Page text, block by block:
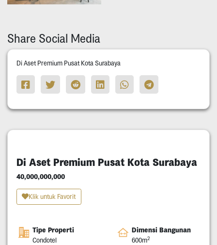
Share Social Media
Di Aset Premium Pusat Kota Surabaya
Di Aset Premium Pusat Kota Surabaya
40,000,000,000
Klik untuk Favorit
Tipe Properti
Condotel
Dimensi Bangunan
600m2